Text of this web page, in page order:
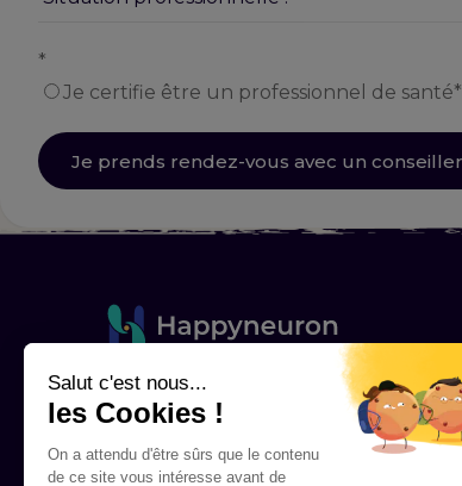
*
Je certifie être un professionnel de santé*
Fondée en 2000, Happyneuron
est un acteur de référence de la
santé mentale et cognitive, engagé
depuis plus de 25 ans aux côtés